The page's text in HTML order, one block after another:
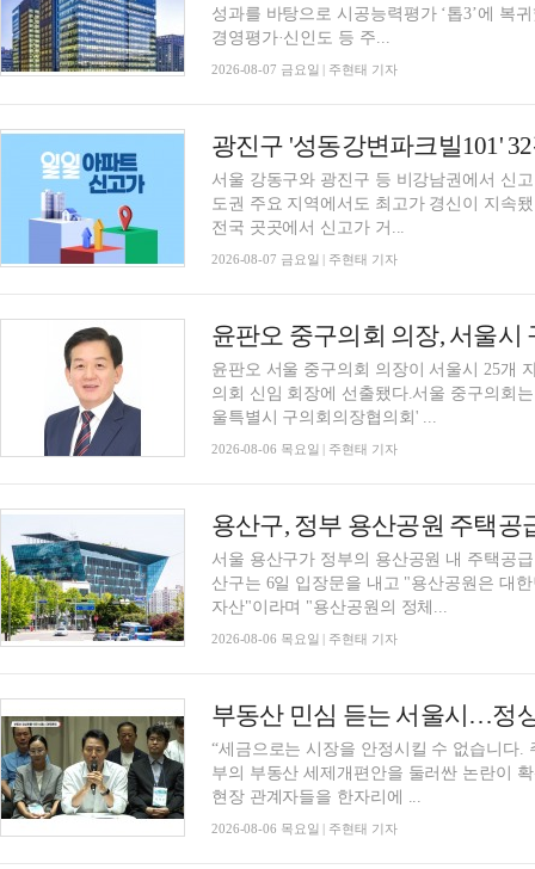
성과를 바탕으로 시공능력평가 ‘톱3’에 복
경영평가·신인도 등 주...
2026-08-07 금요일 | 주현태 기자
서울 강동구와 광진구 등 비강남권에서 신
도권 주요 지역에서도 최고가 경신이 지속
전국 곳곳에서 신고가 거...
2026-08-07 금요일 | 주현태 기자
윤판오 중구의회 의장, 서울
윤판오 서울 중구의회 의장이 서울시 25개
의회 신임 회장에 선출됐다.서울 중구의회
울특별시 구의회의장협의회' ...
2026-08-06 목요일 | 주현태 기자
서울 용산구가 정부의 용산공원 내 주택공
산구는 6일 입장문을 내고 "용산공원은 대
자산"이라며 "용산공원의 정체...
2026-08-06 목요일 | 주현태 기자
부동산 민심 듣는 서울시…정
“세금으로는 시장을 안정시킬 수 없습니다.
부의 부동산 세제개편안을 둘러싼 논란이
현장 관계자들을 한자리에 ...
2026-08-06 목요일 | 주현태 기자